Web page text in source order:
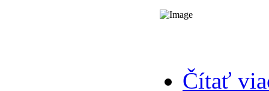
Čítať